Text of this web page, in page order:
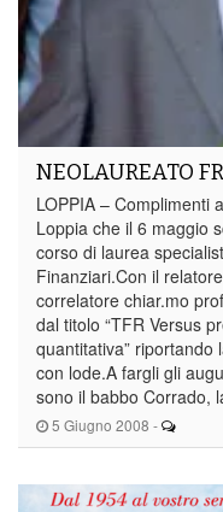
5 Giugno 2008 -
NEOLAUREATO
LOPPIA – Complimenti
Loppia che il 6 maggio
corso di laurea
Finanziari.Con il
correlatore chiar.mo
dal titolo “TFR Versus
quantitativa” riportando
con lode.A fargli gli
sono il babbo Corrado,